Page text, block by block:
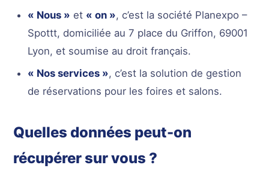
« Nous » et « on », c’est la société Planexpo –
Spottt, domiciliée au 7 place du Griffon, 69001
Lyon, et soumise au droit français.
« Nos services », c’est la solution de gestion
de réservations pour les foires et salons.
Quelles données peut-on
récupérer sur vous ?